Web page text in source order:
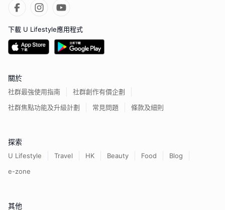
下載 U Lifestyle應用程式
關於
社群最強使用指南
社群創作有價企劃
社群焦點功能及升級計劃
常見問題 條款及細則
探索
U Lifestyle Travel HK Beauty Food
Blog
e-zone
其他